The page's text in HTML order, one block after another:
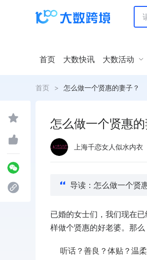
首页 大数快讯 大数活动
首页 > 怎么做一个贤惠的妻子？
怎么做一个贤惠的
上海千恋女人似水内衣
导读：怎么做一个贤
已婚的女士们，我们现在
样做个贤惠的好老婆。那
听话？善良？体贴？温柔